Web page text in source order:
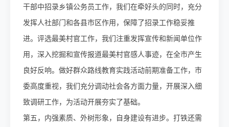
干部中招录乡镇公务员工作，我们在牵好头的同时，充分
发挥人社部门和各县市区作用，保障了招录工作稳妥推
进。评选最美村官工作，我们注重发挥宣传和新闻单位作
用，深入挖掘和宣传报道最美村官感人事迹，在全市产生
良好反响。做好群众路线教育实践活动前期准备工作，市
委高度重视，我们充分调动社会各方面力量，开展深入细
致调研工作，为活动开展夯实了基础。
第五，内强素质、外树形象，自身建设有进步。打铁还需